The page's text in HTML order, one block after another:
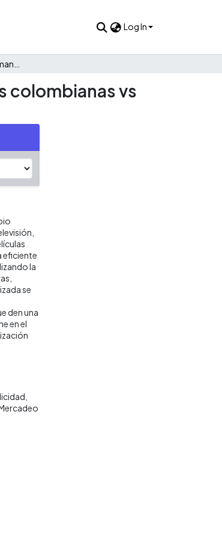
Log In
colombianas vs
eficiente
la
se
den una
en el